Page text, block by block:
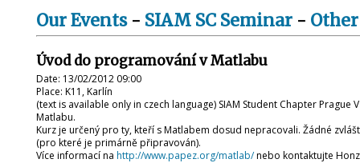
Our Events- SIAM SC Seminar -
Úvod do programování v Matlabu
Date: 13/02/2012 09:00
Place: K11, Karlín
(text is available only in czech language) SIAM Student Chapter Prague
Matlabu.
Kurz je určený pro ty, kteří s Matlabem dosud nepracovali. Žádné
(pro které je primárně připravován).
Více informací na http://www.papez.org/matlab/nebo kontaktujte